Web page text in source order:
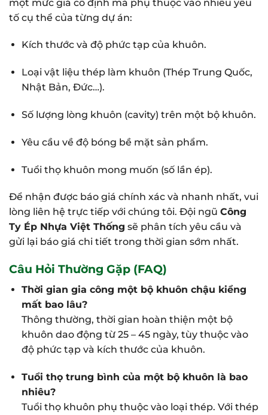
một mức giá cố định mà phụ thuộc vào nhiều yếu
tố cụ thể của từng dự án:
Kích thước và độ phức tạp của khuôn.
Loại vật liệu thép làm khuôn (Thép Trung Quốc,
Nhật Bản, Đức…).
Số lượng lòng khuôn (cavity) trên một bộ khuôn.
Yêu cầu về độ bóng bề mặt sản phẩm.
Tuổi thọ khuôn mong muốn (số lần ép).
Để nhận được báo giá chính xác và nhanh nhất, vui
lòng liên hệ trực tiếp với chúng tôi. Đội ngũ Công
Ty Ép Nhựa Việt Thống sẽ phân tích yêu cầu và
gửi lại báo giá chi tiết trong thời gian sớm nhất.
Câu Hỏi Thường Gặp (FAQ)
Thời gian gia công một bộ khuôn chậu kiểng
mất bao lâu?
Thông thường, thời gian hoàn thiện một bộ
khuôn dao động từ 25 – 45 ngày, tùy thuộc vào
độ phức tạp và kích thước của khuôn.
Tuổi thọ trung bình của một bộ khuôn là bao
nhiêu?
Tuổi thọ khuôn phụ thuộc vào loại thép. Với thép